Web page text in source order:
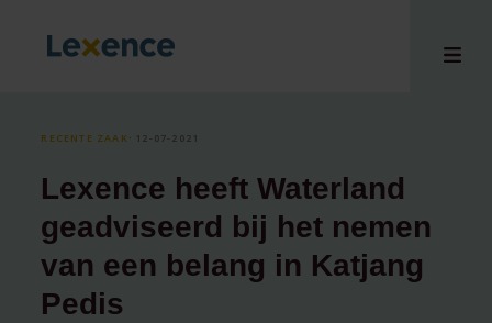
RECENTE ZAAK⸱ 12-07-2021
Lexence heeft Waterland
geadviseerd bij het nemen
van een belang in Katjang
Pedis